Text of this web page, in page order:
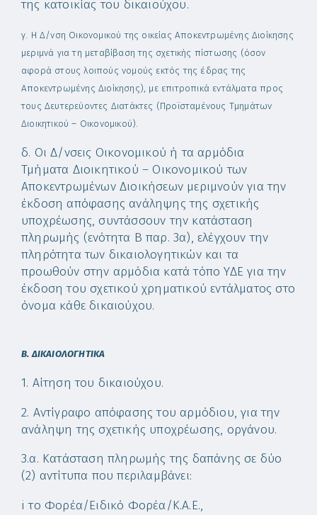
της κατοικίας του δικαιούχου.
γ. Η Δ/νση Οικονομικού της οικείας Αποκεντρωμένης Διοίκησης
μεριμνά για τη μεταβίβαση της σχετικής πίστωσης (όσον
αφορά στους λοιπούς νομούς εκτός της έδρας της
Αποκεντρωμένης Διοίκησης), με επιτροπικά εντάλματα προς
τους Δευτερεύοντες Διατάκτες (Προϊσταμένους Τμημάτων
Διοικητικού – Οικονομικού).
δ. Οι Δ/νσεις Οικονομικού ή τα αρμόδια
Τμήματα Διοικητικού – Οικονομικού των
Αποκεντρωμένων Διοικήσεων μεριμνούν για την
έκδοση απόφασης ανάληψης της σχετικής
υποχρέωσης, συντάσσουν την κατάσταση
πληρωμής (ενότητα Β παρ. 3α), ελέγχουν την
πληρότητα των δικαιολογητικών και τα
προωθούν στην αρμόδια κατά τόπο ΥΔΕ για την
έκδοση του σχετικού χρηματικού εντάλματος στο
όνομα κάθε δικαιούχου.
Β. ΔΙΚΑΙΟΛΟΓΗΤΙΚΑ
1. Αίτηση του δικαιούχου.
2. Αντίγραφο απόφασης του αρμόδιου, για την
ανάληψη της σχετικής υποχρέωσης, οργάνου.
3.α. Κατάσταση πληρωμής της δαπάνης σε δύο
(2) αντίτυπα που περιλαμβάνει:
i το Φορέα/Ειδικό Φορέα/Κ.Α.Ε.,